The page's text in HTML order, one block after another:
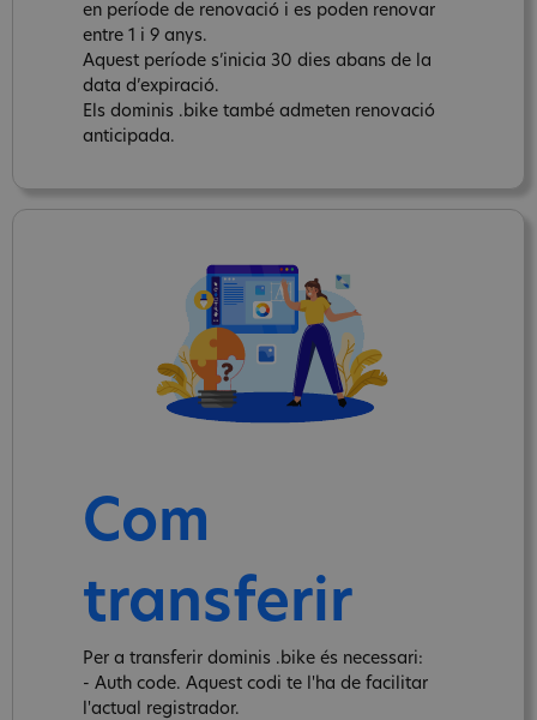
en període de renovació i es poden renovar
entre 1 i 9 anys.
Aquest període s’inicia 30 dies abans de la
data d’expiració.
Els dominis .bike també admeten renovació
anticipada.
Com
transferir
Per a transferir dominis .bike és necessari:
- Auth code. Aquest codi te l'ha de facilitar
l'actual registrador.